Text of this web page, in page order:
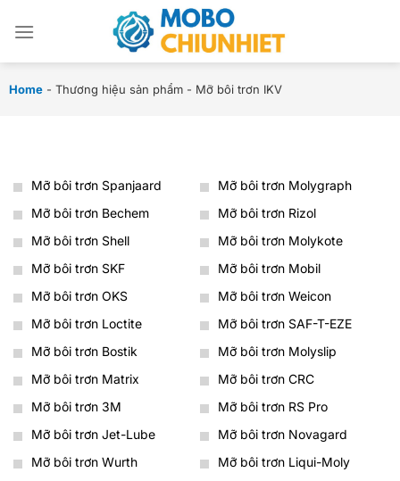
đến
Home - Thương hiệu sản phẩm - Mỡ bôi trơn IKV
Mỡ bôi trơn Spanjaard
Mỡ bôi trơn Molygraph
Mỡ bôi trơn Bechem
Mỡ bôi trơn Rizol
Mỡ bôi trơn Shell
Mỡ bôi trơn Molykote
Mỡ bôi trơn SKF
Mỡ bôi trơn Mobil
Mỡ bôi trơn OKS
Mỡ bôi trơn Weicon
Mỡ bôi trơn Loctite
Mỡ bôi trơn SAF-T-EZE
Mỡ bôi trơn Bostik
Mỡ bôi trơn Molyslip
Mỡ bôi trơn Matrix
Mỡ bôi trơn CRC
Mỡ bôi trơn 3M
Mỡ bôi trơn RS Pro
Mỡ bôi trơn Jet-Lube
Mỡ bôi trơn Novagard
Mỡ bôi trơn Wurth
Mỡ bôi trơn Liqui-Moly